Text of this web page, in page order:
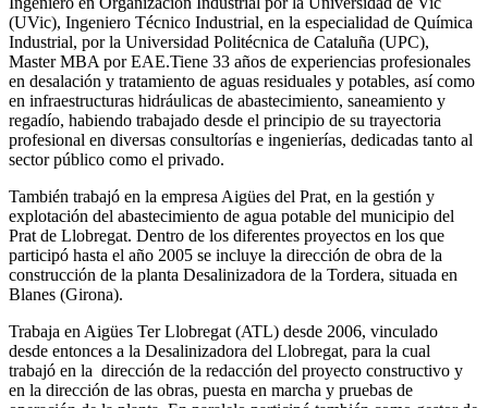
(UVic), Ingeniero Técnico Industrial, en la especialidad de Química
Industrial, por la Universidad Politécnica de Cataluña (UPC),
Master MBA por EAE.Tiene 33 años de experiencias profesionales
en desalación y tratamiento de aguas residuales y potables, así como
en infraestructuras hidráulicas de abastecimiento, saneamiento y
regadío, habiendo trabajado desde el principio de su trayectoria
profesional en diversas consultorías e ingenierías, dedicadas tanto al
sector público como el privado.
También trabajó en la empresa Aigües del Prat, en la gestión y
explotación del abastecimiento de agua potable del municipio del
Prat de Llobregat. Dentro de los diferentes proyectos en los que
participó hasta el año 2005 se incluye la dirección de obra de la
construcción de la planta Desalinizadora de la Tordera, situada en
Blanes (Girona).
Trabaja en Aigües Ter Llobregat (ATL) desde 2006, vinculado
desde entonces a la Desalinizadora del Llobregat, para la cual
trabajó en la dirección de la redacción del proyecto constructivo y
en la dirección de las obras, puesta en marcha y pruebas de